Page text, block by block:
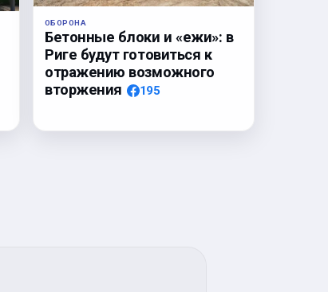
ОБОРОНА
Бетонные блоки и «ежи»: в
Риге будут готовиться к
отражению возможного
вторжения
195